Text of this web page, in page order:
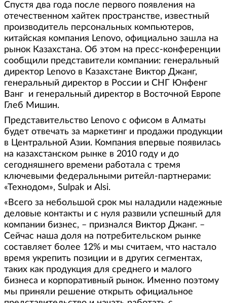
Спустя два года после первого появления на
отечественном хайтек пространстве, известный
производитель персональных компьютеров,
китайская компания Lenovo, официально зашла на
рынок Казахстана. Об этом на пресс-конференции
сообщили представители компании: генеральный
директор Lenovo в Казахстане Виктор Джанг,
генеральный директор в России и СНГ Юнфенг
Ванг и генеральный директор в Восточной Европе
Глеб Мишин.
Представительство Lenovo с офисом в Алматы
будет отвечать за маркетинг и продажи продукции
в Центральной Азии. Компания впервые появилась
на казахстанском рынке в 2010 году и до
сегодняшнего времени работала с тремя
ключевыми федеральными ритейл-партнерами:
«Технодом», Sulpak и Alsi.
«Всего за небольшой срок мы наладили надежные
деловые контакты и с нуля развили успешный для
компании бизнес, – признался Виктор Джанг. –
Сейчас наша доля на потребительском рынке
составляет более 12% и мы считаем, что настало
время укрепить позиции и в других сегментах,
таких как продукция для среднего и малого
бизнеса и корпоративный рынок. Именно поэтому
мы приняли решение открыть официальное